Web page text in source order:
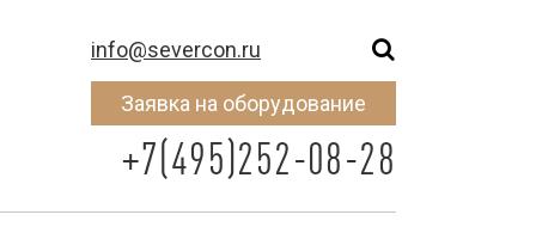
info@severcon.ru
Заявка на оборудование
+7(495)252-08-28